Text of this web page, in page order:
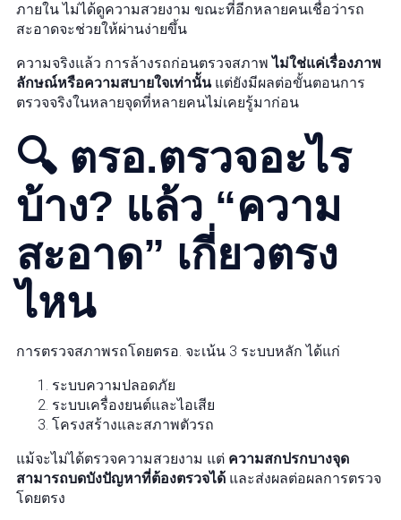
ภายใน ไม่ได้ดูความสวยงาม ขณะที่อีกหลายคนเชื่อว่ารถ
สะอาดจะช่วยให้ผ่านง่ายขึ้น
ความจริงแล้ว การล้างรถก่อนตรวจสภาพไม่ใช่แค่เรื่องภาพ
ลักษณ์หรือความสบายใจเท่านั้นแต่ยังมีผลต่อขั้นตอนการ
ตรวจจริงในหลายจุดที่หลายคนไม่เคยรู้มาก่อน
🔍 ตรอ.ตรวจอะไร
บ้าง? แล้ว “ความ
สะอาด” เกี่ยวตรง
ไหน
การตรวจสภาพรถโดยตรอ. จะเน้น 3 ระบบหลัก ได้แก่
ระบบความปลอดภัย
ระบบเครื่องยนต์และไอเสีย
โครงสร้างและสภาพตัวรถ
แม้จะไม่ได้ตรวจความสวยงาม แต่ ความสกปรกบางจุด
สามารถบดบังปัญหาที่ต้องตรวจได้ และส่งผลต่อผลการตรวจ
โดยตรง